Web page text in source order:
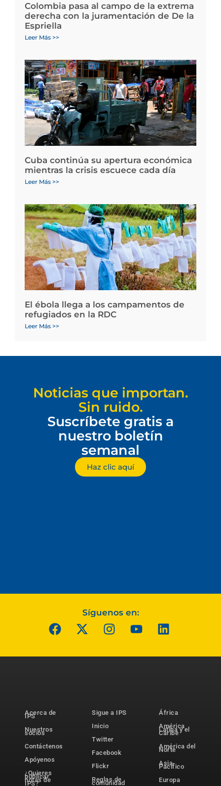
Colombia pasa al campo de la extrema
derecha con la juramentación de De la
Espriella
Leer Más >>
Cuba continúa su apertura económica
mientras la crisis escuece cada día
Leer Más >>
El ébola llega a los campamentos de
refugiados en la RDC
Leer Más >>
Noticias que importan.
Sin ruido.
Suscríbete gratis a
nuestro boletín
semanal
Haz clic aquí
Síguenos en:
Acerca de
IPS
Nuestros
socios
Contáctenos
Apóyenos
¿Quieres
publicar
notas de
IPS?
Sigue a IPS
Inicio
Twitter
Facebook
Flickr
Reglas de
comunidad
África
América
Latina y el
Caribe
América del
Norte
Asia-
Pacífico
Europa